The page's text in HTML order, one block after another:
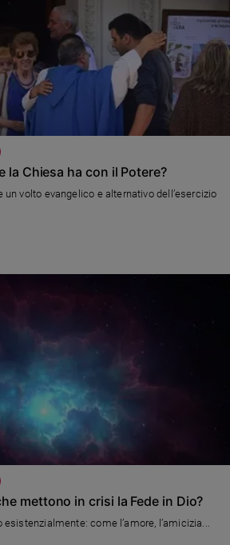
la Chiesa ha con il Potere?
un volto evangelico e alternativo dell’esercizio
mettono in crisi la Fede in Dio?
come l’amore, l’amicizia...